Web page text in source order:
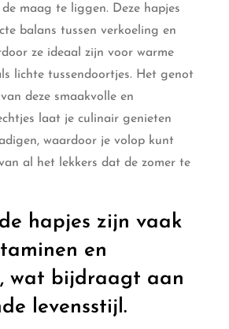
maag te liggen. Deze hapjes
balans tussen verkoeling en
ze ideaal zijn voor warme
lichte tussendoortjes. Het genot
deze smaakvolle en
laat je culinair genieten
waardoor je volop kunt
al het lekkers dat de zomer te
hapjes zijn vaak
en
wat bijdraagt aan
levensstijl.